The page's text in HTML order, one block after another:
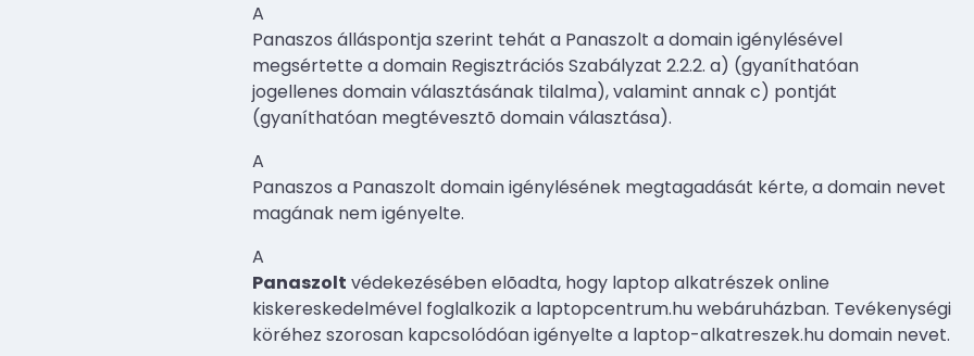
A
Panaszos álláspontja szerint tehát a Panaszolt a domain igénylésével
megsértette a domain Regisztrációs Szabályzat 2.2.2. a) (gyaníthatóan
jogellenes domain választásának tilalma), valamint annak c) pontját
(gyaníthatóan megtévesztõ domain választása).
A
Panaszos a Panaszolt domain igénylésének megtagadását kérte, a domain nevet
magának nem igényelte.
A
Panaszolt védekezésében elõadta, hogy laptop alkatrészek online
kiskereskedelmével foglalkozik a laptopcentrum.hu webáruházban. Tevékenységi
köréhez szorosan kapcsolódóan igényelte a laptop-alkatreszek.hu domain nevet.